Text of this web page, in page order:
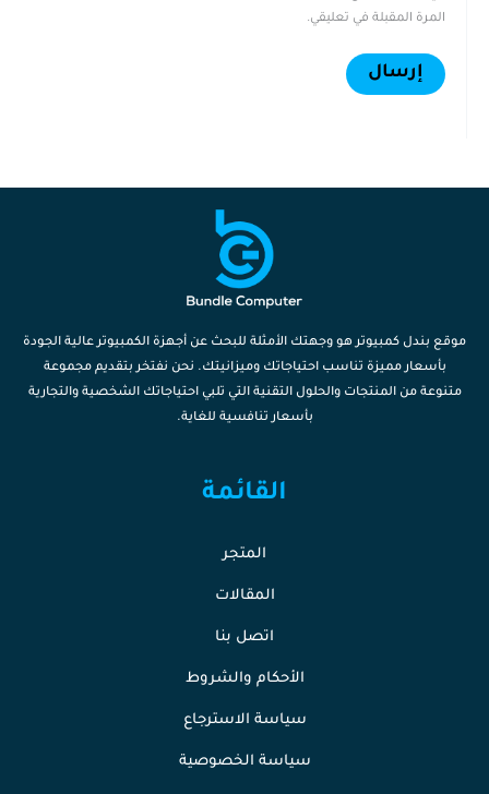
المرة المقبلة في تعليقي.
موقع بندل كمبيوتر هو وجهتك الأمثلة للبحث عن أجهزة الكمبيوتر عالية الجودة
بأسعار مميزة تناسب احتياجاتك وميزانيتك. نحن نفتخر بتقديم مجموعة
متنوعة من المنتجات والحلول التقنية التي تلبي احتياجاتك الشخصية والتجارية
بأسعار تنافسية للغاية.
القائمة
المتجر
المقالات
اتصل بنا
الأحكام والشروط
سياسة الاسترجاع
سياسة الخصوصية